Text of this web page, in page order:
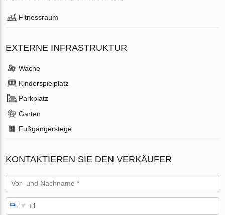
Fitnessraum
EXTERNE INFRASTRUKTUR
Wache
Kinderspielplatz
Parkplatz
Garten
Fußgängerstege
KONTAKTIEREN SIE DEN VERKÄUFER